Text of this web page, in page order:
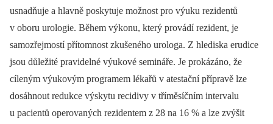
usnadňuje a hlavně poskytuje možnost pro výuku rezidentů
v oboru urologie. Během výkonu, který provádí rezident, je
samozřejmostí přítomnost zkušeného urologa. Z hlediska erudice
jsou důležité pravidelné výukové se­mi­náře. Je prokázáno, že
cíleným výukovým programem lékařů v atestační přípravě lze
dosáhnout redukce výskytu recidivy v tříměsíčním intervalu
u pacientů operovaných rezidentem z 28 na 16 % a lze zvýšit